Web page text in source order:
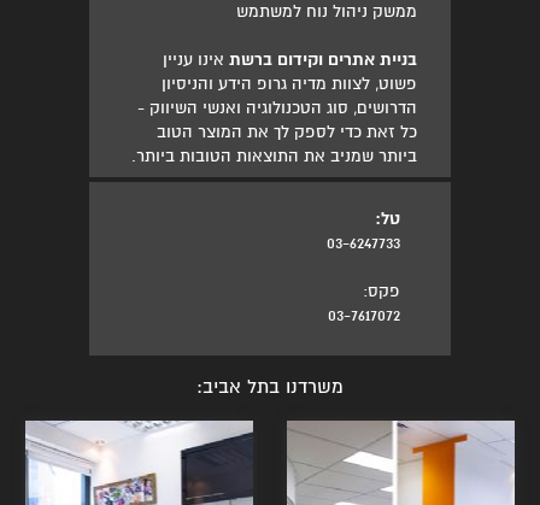
ממשק ניהול נוח למשתמש
בניית אתרים וקידום ברשתאינו עניין
פשוט, לצוות מדיה גרופ הידע והניסיון
הדרושים, סוג הטכנולוגיה ואנשי השיווק -
כל זאת כדי לספק לך את המוצר הטוב
ביותר שמניב את התוצאות הטובות ביותר.
טל:
03-6247733
פקס:
03-7617072
משרדנו בתל אביב: